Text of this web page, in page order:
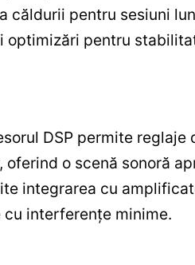
pentru sesiuni
optimizări pentru
DSP permite
o scenă sonoră
integrarea cu
cu interferențe minime.